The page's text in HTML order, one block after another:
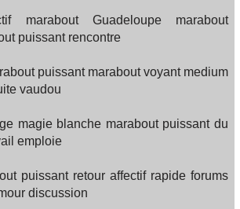
marabout Guadeloupe marabout
puissant rencontre
puissant marabout voyant medium
vaudou
magie blanche marabout puissant du
emploie
puissant retour affectif rapide forums
discussion